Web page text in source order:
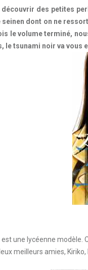
des petites
dont on ne
le volume terminé,
le tsunami noir va vous
une lycéenne
meilleurs amies,